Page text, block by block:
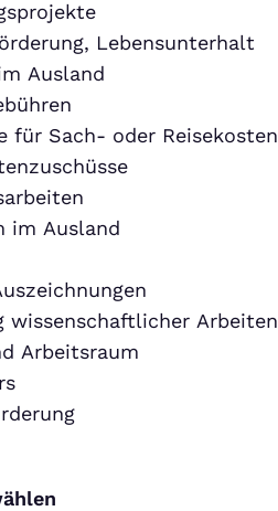
Lebensunterhalt
Ausland
für Sach- oder Reisekosten
im Ausland
wissenschaftlicher Arbeiten
Arbeitsraum